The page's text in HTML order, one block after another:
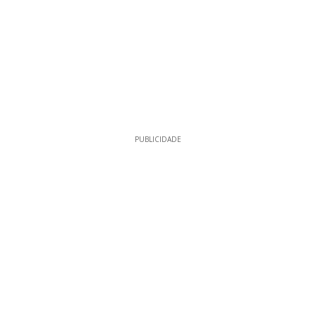
PUBLICIDADE